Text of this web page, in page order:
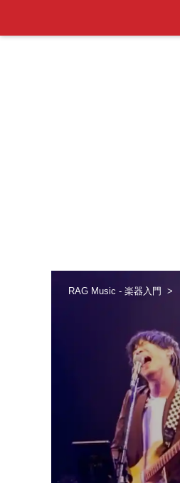
RAG Music - 楽器入門